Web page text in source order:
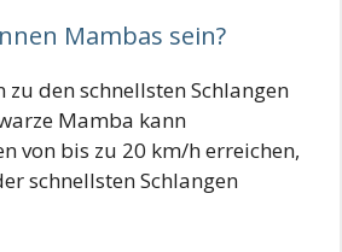
Mambas sein?
den schnellsten Schlangen
Mamba kann
von bis zu 20 km/h erreichen,
schnellsten Schlangen